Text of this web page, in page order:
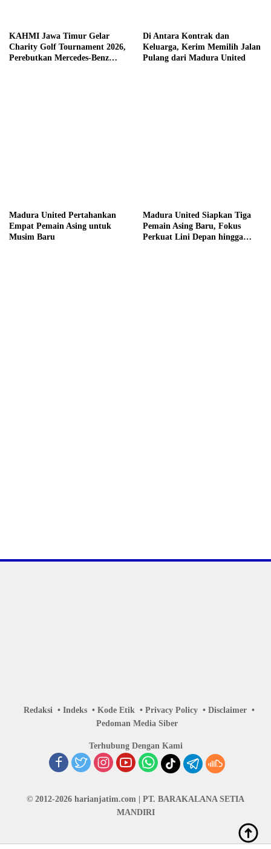
KAHMI Jawa Timur Gelar
Charity Golf Tournament 2026,
Perebutkan Mercedes-Benz
Di Antara Kontrak dan
Keluarga, Kerim Memilih Jalan
Pulang dari Madura United
Madura United Pertahankan
Empat Pemain Asing untuk
Musim Baru
Madura United Siapkan Tiga
Pemain Asing Baru, Fokus
Perkuat Lini Depan hingga
Redaksi Indeks Kode Etik Privacy Policy
Disclaimer
Pedoman Media Siber
Terhubung Dengan Kami
© 2012-2026 harianjatim.com | PT. BARAKALANA SETIA
MANDIRI